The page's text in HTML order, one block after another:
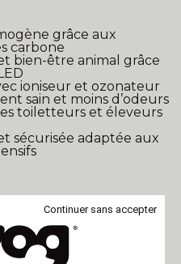
grâce aux
carbone
bien-être animal grâce
ioniseur et ozonateur
sain et moins d’odeurs
toiletteurs et éleveurs
sécurisée adaptée aux
et salons de
chats sensibles au
Continuer sans accepter